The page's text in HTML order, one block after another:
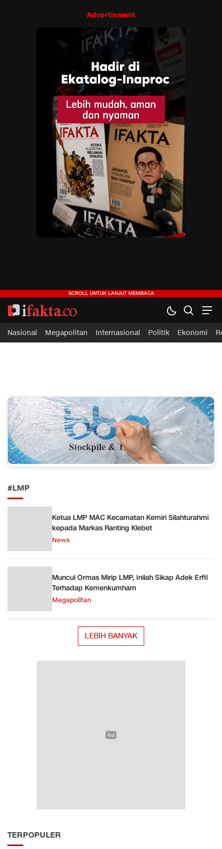
Advertisment
ifakta.co
#pastibenar
Nasional Megapolitan Internasional Politik Ekonomi
#LMP
Ketua LMP MAC Kecamatan Kemiri Silahturahmi
kepada Markas Ranting Klebet
News
Muncul Ormas Mirip LMP, Inilah Sikap Adek Erfil
Terhadap Kemenkumham
Megapolitan
LEBIH BANYAK
TERPOPULER